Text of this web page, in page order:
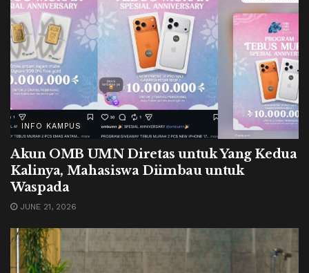
INFO KAMPUS
Akun OMB UMN Diretas untuk Yang Kedua
Kalinya, Mahasiswa Diimbau untuk
Waspada
JUNE 21, 2026